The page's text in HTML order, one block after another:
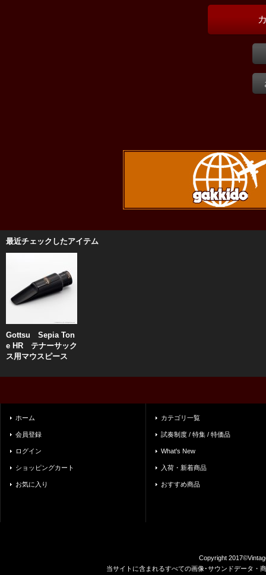
最近チェックしたアイテム
Gottsu Sepia Ton
e HR テナーサック
ス用マウスピース
ホーム
会員登録
ログイン
ショッピングカート
お気に入り
カテゴリ一覧
試奏制度 / 特集 / 特価品
What's New
入荷・新着商品
おすすめ商品
Copyright
当サイトに含まれるすべての画像･サウンドデータ・